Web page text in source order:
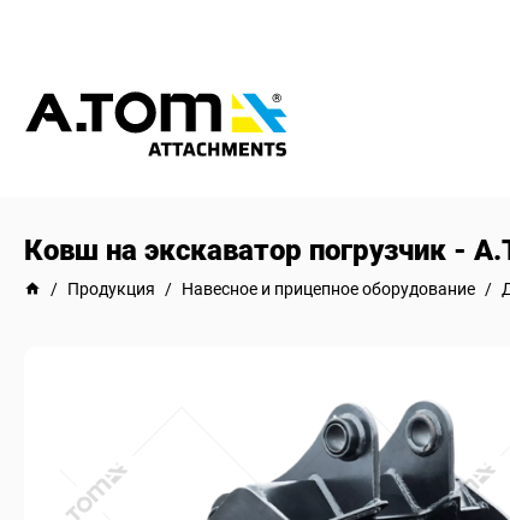
Ковш на экскаватор погрузчик -
/ Продукция / Навесное и прицепное оборудование /